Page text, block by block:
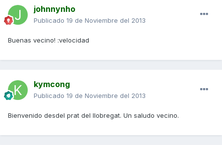
johnnynho
Publicado 19 de Noviembre del 2013
Buenas vecino! :velocidad
kymcong
Publicado 19 de Noviembre del 2013
Bienvenido desdel prat del llobregat. Un saludo vecino.